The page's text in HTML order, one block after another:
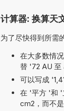
计算器: 换算天
为了尽快得到所需
在大多数情
替 '72 AU 至
可以写成
在 '平方 '和 '
cm2，而不是